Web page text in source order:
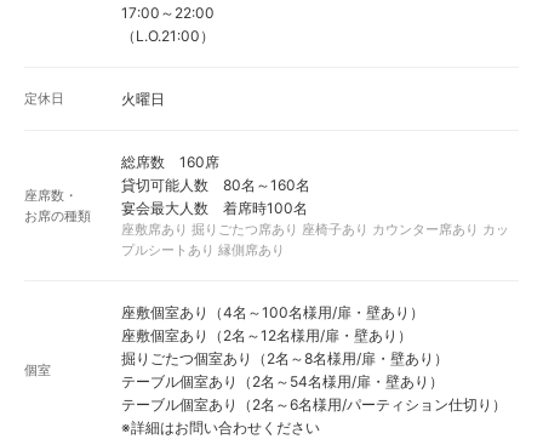
17:00～22:00
（L.O.21:00）
定休日 火曜日
座席数・
お席の種類
総席数 160席
貸切可能人数 80名～160名
宴会最大人数 着席時100名
座敷席あり 掘りごたつ席あり 座椅子あり カウンター席あり カッ
プルシートあり 縁側席あり
個室
座敷個室あり（4名～100名様用/扉・壁あり）
座敷個室あり（2名～12名様用/扉・壁あり）
掘りごたつ個室あり（2名～8名様用/扉・壁あり）
テーブル個室あり（2名～54名様用/扉・壁あり）
テーブル個室あり（2名～6名様用/パーティション仕切り）
※詳細はお問い合わせください